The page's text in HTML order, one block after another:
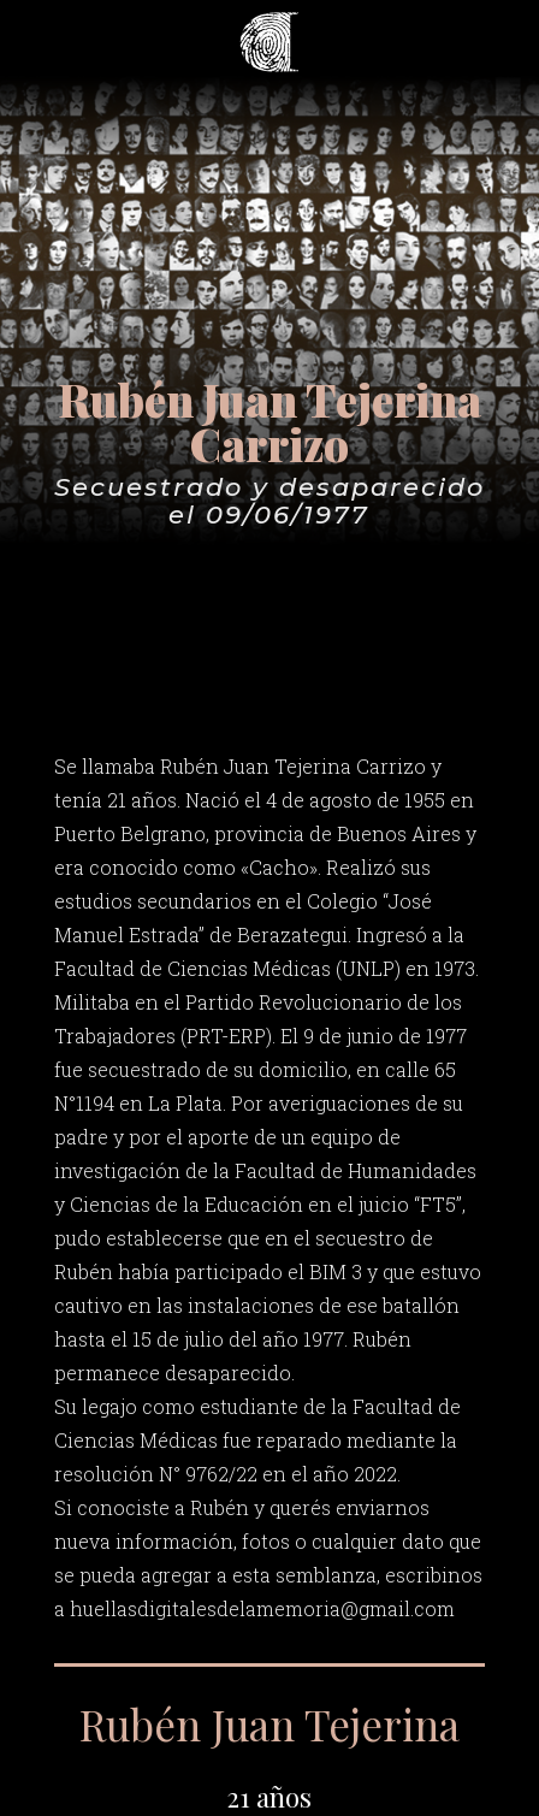
Rubén Juan Tejerina
Carrizo
Secuestrado y desaparecido
el 09/06/1977
Se llamaba Rubén Juan Tejerina Carrizo y
tenía 21 años. Nació el 4 de agosto de 1955 en
Puerto Belgrano, provincia de Buenos Aires y
era conocido como «Cacho». Realizó sus
estudios secundarios en el Colegio “José
Manuel Estrada” de Berazategui. Ingresó a la
Facultad de Ciencias Médicas (UNLP) en 1973.
Militaba en el Partido Revolucionario de los
Trabajadores (PRT-ERP). El 9 de junio de 1977
fue secuestrado de su domicilio, en calle 65
N°1194 en La Plata. Por averiguaciones de su
padre y por el aporte de un equipo de
investigación de la Facultad de Humanidades
y Ciencias de la Educación en el juicio “FT5”,
pudo establecerse que en el secuestro de
Rubén había participado el BIM 3 y que estuvo
cautivo en las instalaciones de ese batallón
hasta el 15 de julio del año 1977. Rubén
permanece desaparecido.
Su legajo como estudiante de la Facultad de
Ciencias Médicas fue reparado mediante la
resolución N° 9762/22 en el año 2022.
Si conociste a Rubén y querés enviarnos
nueva información, fotos o cualquier dato que
se pueda agregar a esta semblanza, escribinos
a huellasdigitalesdelamemoria@gmail.com
Rubén Juan Tejerina
21 años